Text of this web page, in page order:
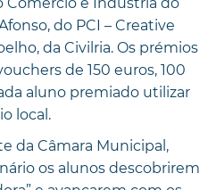
do PCI – Creative
da Civilria. Os prémios
de 150 euros, 100
aluno premiado utilizar
local.
da Câmara Municipal,
os alunos descobrirem